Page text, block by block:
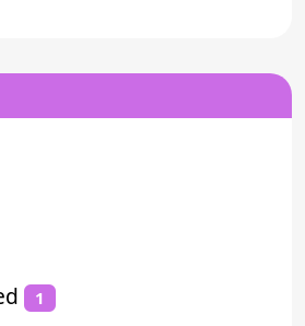
1